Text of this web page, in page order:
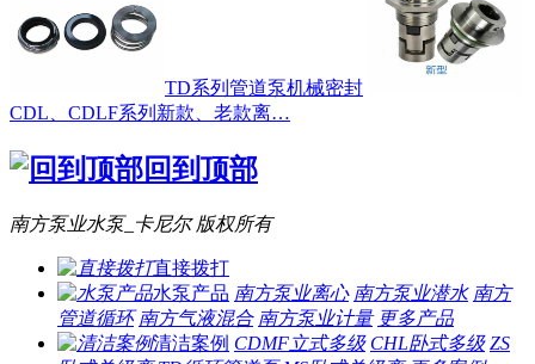
TD系列管道泵机械密封
CDL、CDLF系列新款、老款离…
回到顶部
南方泵业水泵_卡尼尔 版权所有
直接拨打
水泵产品 南方泵业离心 南方泵业潜水 南方
管道循环 南方气液混合 南方泵业计量 更多产品
清洁案例 CDMF立式多级 CHL卧式多级 ZS